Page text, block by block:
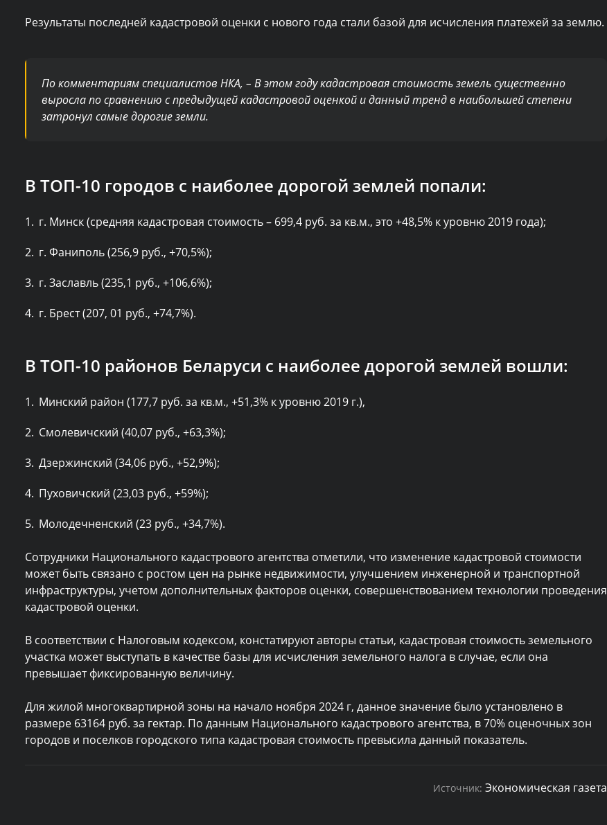
Результаты последней кадастровой оценки с нового года стали базой для исчисления платежей за землю.
По комментариям специалистов НКА, – В этом году кадастровая стоимость земель существенно
выросла по сравнению с предыдущей кадастровой оценкой и данный тренд в наибольшей степени
затронул самые дорогие земли.
В ТОП-10 городов с наиболее дорогой землей попали:
г. Минск (средняя кадастровая стоимость – 699,4 руб. за кв.м., это +48,5% к уровню 2019 года);
г. Фаниполь (256,9 руб., +70,5%);
г. Заславль (235,1 руб., +106,6%);
г. Брест (207, 01 руб., +74,7%).
В ТОП-10 районов Беларуси с наиболее дорогой землей вошли:
Минский район (177,7 руб. за кв.м., +51,3% к уровню 2019 г.),
Смолевичский (40,07 руб., +63,3%);
Дзержинский (34,06 руб., +52,9%);
Пуховичский (23,03 руб., +59%);
Молодечненский (23 руб., +34,7%).
Сотрудники Национального кадастрового агентства отметили, что изменение кадастровой стоимости
может быть связано с ростом цен на рынке недвижимости, улучшением инженерной и транспортной
инфраструктуры, учетом дополнительных факторов оценки, совершенствованием технологии проведения
кадастровой оценки.
В соответствии с Налоговым кодексом, констатируют авторы статьи, кадастровая стоимость земельного
участка может выступать в качестве базы для исчисления земельного налога в случае, если она
превышает фиксированную величину.
Для жилой многоквартирной зоны на начало ноября 2024 г, данное значение было установлено в
размере 63164 руб. за гектар. По данным Национального кадастрового агентства, в 70% оценочных зон
городов и поселков городского типа кадастровая стоимость превысила данный показатель.
Источник: Экономическая газета